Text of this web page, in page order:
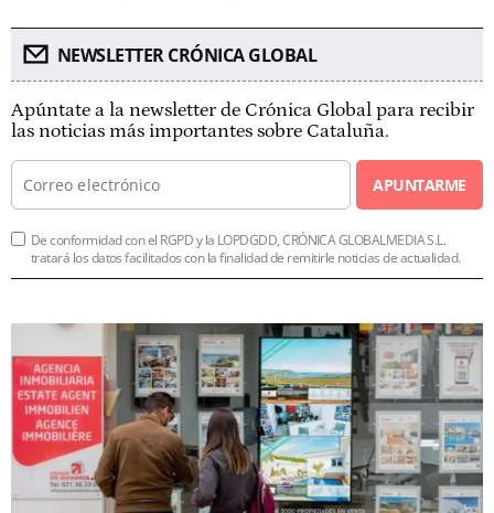
NEWSLETTER CRÓNICA GLOBAL
Apúntate a la newsletter de Crónica Global para recibir
las noticias más importantes sobre Cataluña.
APUNTARME
De conformidad con el RGPD y la LOPDGDD, CRÓNICA GLOBALMEDIA S.L.
tratará los datos facilitados con la finalidad de remitirle noticias de actualidad.